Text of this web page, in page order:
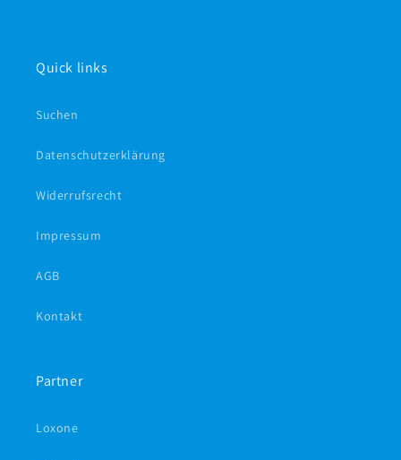
Quick links
Suchen
Datenschutzerklärung
Widerrufsrecht
Impressum
AGB
Kontakt
Partner
Loxone